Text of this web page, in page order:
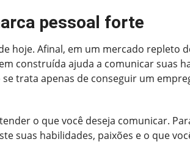
pessoal forte
hoje. Afinal, em um mercado repleto
construída ajuda a comunicar suas
trata apenas de conseguir um
o que você deseja comunicar.
suas habilidades, paixões e o que